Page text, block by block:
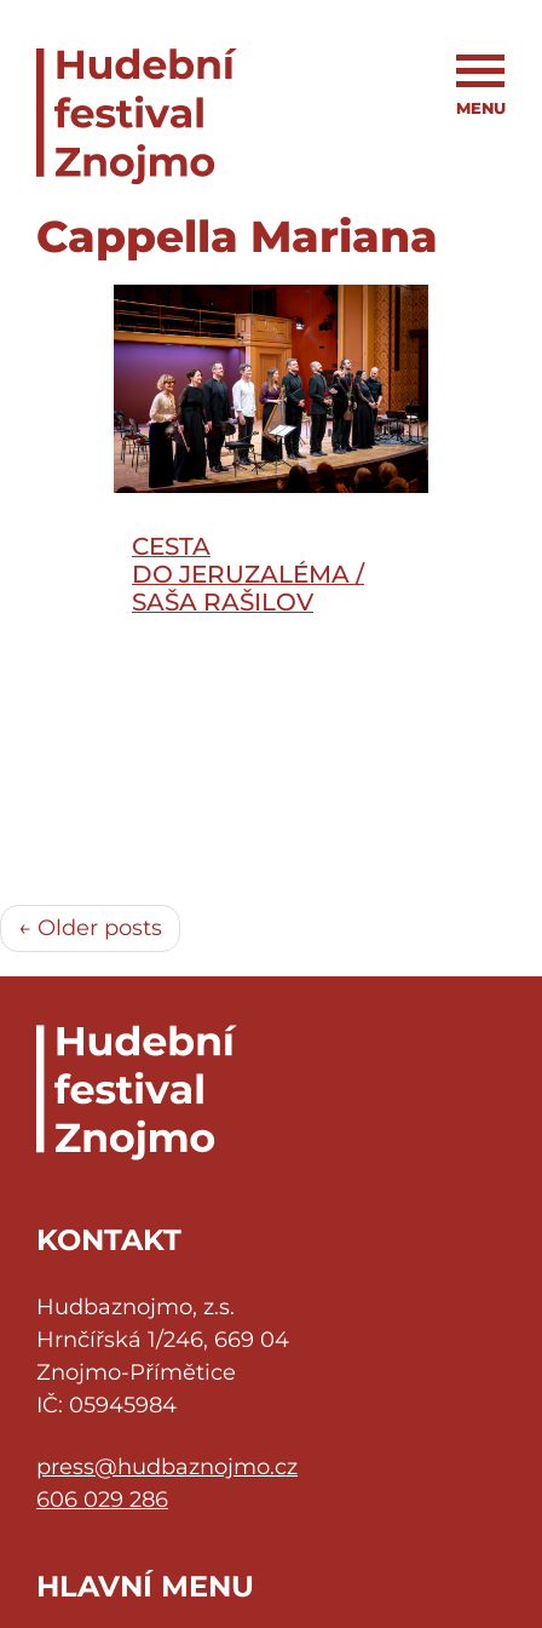
MENU
Cappella Mariana
CESTA
DO JERUZALÉMA /
SAŠA RAŠILOV
← Older posts
KONTAKT
Hudbaznojmo, z.s.
Hrnčířská 1/246, 669 04
Znojmo-Přímětice
IČ: 05945984
press@hudbaznojmo.cz
606 029 286
HLAVNÍ MENU